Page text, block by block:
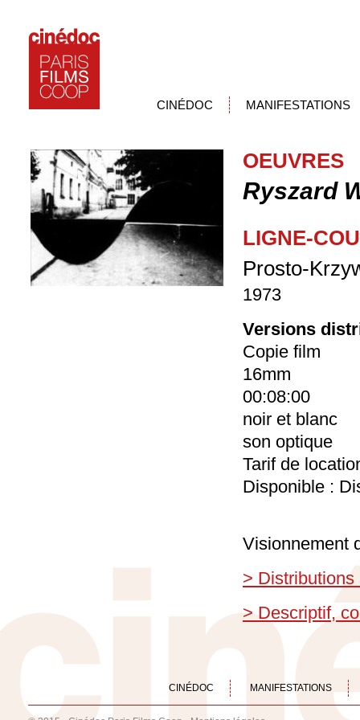
CINÉDOC MANIFESTATIONS
OEUVRES
Ryszard
LIGNE-
Prosto-
1973
Versions
Copie film
16mm
00:08:00
noir et blanc
son optique
Tarif de
Disponible :
Visionnement
> Distributions
> Descriptif,
CINÉDOC MANIFESTATIONS